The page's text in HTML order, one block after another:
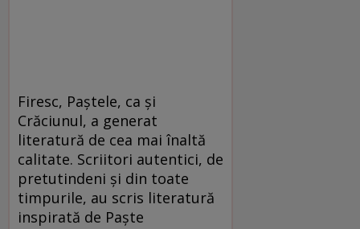
Firesc, Paștele, ca și
Crăciunul, a generat
literatură de cea mai înaltă
calitate. Scriitori autentici, de
pretutindeni și din toate
timpurile, au scris literatură
inspirată de Paște